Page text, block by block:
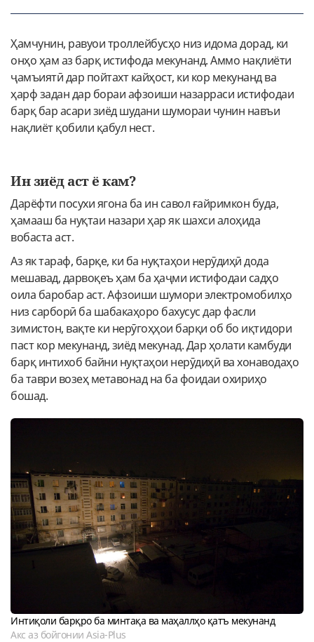
Ҳамчунин, равуои троллейбусҳо низ идома дорад, ки
онҳо ҳам аз барқ истифода мекунанд. Аммо нақлиёти
ҷамъиятӣ дар пойтахт кайҳост, ки кор мекунанд ва
ҳарф задан дар бораи афзоиши назарраси истифодаи
барқ бар асари зиёд шудани шумораи чунин навъи
нақлиёт қобили қабул нест.
Ин зиёд аст ё кам?
Дарёфти посухи ягона ба ин савол ғайримкон буда,
ҳамааш ба нуқтаи назари ҳар як шахси алоҳида
вобаста аст.
Аз як тараф, барқе, ки ба нуқтаҳои нерӯдиҳӣ дода
мешавад, дарвоқеъ ҳам ба ҳаҷми истифодаи садҳо
оила баробар аст. Афзоиши шумори электромобилҳо
низ сарборӣ ба шабакаҳоро бахусус дар фасли
зимистон, вақте ки нерӯгоҳҳои барқи об бо иқтидори
паст кор мекунанд, зиёд мекунад. Дар ҳолати камбуди
барқ интихоб байни нуқтаҳои нерӯдиҳӣ ва хонаводаҳо
ба таври возеҳ метавонад на ба фоидаи охириҳо
бошад.
Интиқоли барқро ба минтақа ва маҳаллҳо қатъ мекунанд
Акс аз бойгонии Asia-Plus